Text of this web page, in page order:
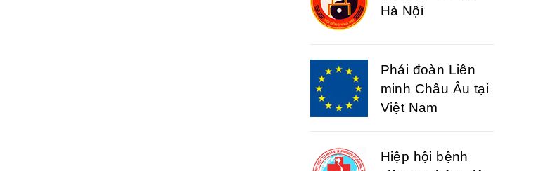
Hà Nội
Phái đoàn Liên
minh Châu Âu tại
Việt Nam
Hiệp hội bệnh